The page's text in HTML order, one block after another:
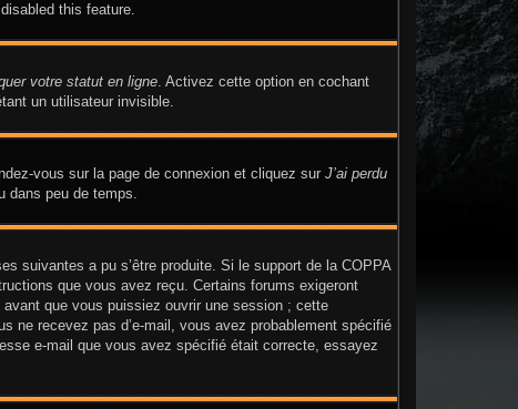
this feature.
votre statut en ligne. Activez cette option en cochant
un utilisateur invisible.
vous sur la page de connexion et cliquez sur J’ai perdu
dans peu de temps.
suivantes a pu s’être produite. Si le support de la COPPA
que vous avez reçu. Certains forums exigeront
que vous puissiez ouvrir une session ; cette
ne recevez pas d’e-mail, vous avez probablement spécifié
e-mail que vous avez spécifié était correcte, essayez